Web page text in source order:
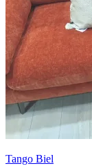
Tango Biel